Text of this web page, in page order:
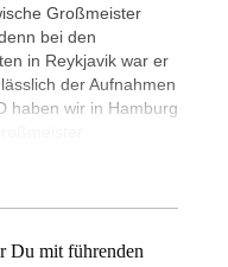
Großmeister
bei den
in Reykjavik war er
der Aufnahmen
haben wir in Hamburg
Du mit führenden